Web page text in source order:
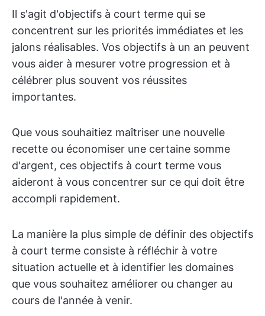
Il s'agit d'objectifs à court terme qui se
concentrent sur les priorités immédiates et les
jalons réalisables. Vos objectifs à un an peuvent
vous aider à mesurer votre progression et à
célébrer plus souvent vos réussites
importantes.
Que vous souhaitiez maîtriser une nouvelle
recette ou économiser une certaine somme
d'argent, ces objectifs à court terme vous
aideront à vous concentrer sur ce qui doit être
accompli rapidement.
La manière la plus simple de définir des objectifs
à court terme consiste à réfléchir à votre
situation actuelle et à identifier les domaines
que vous souhaitez améliorer ou changer au
cours de l'année à venir.